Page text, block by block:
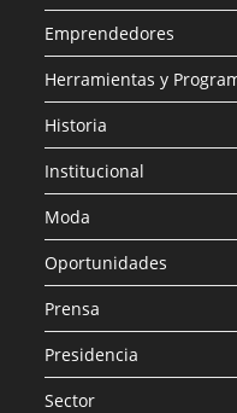
Emprendedores
Herramientas y
Historia
Institucional
Moda
Oportunidades
Prensa
Presidencia
Sector